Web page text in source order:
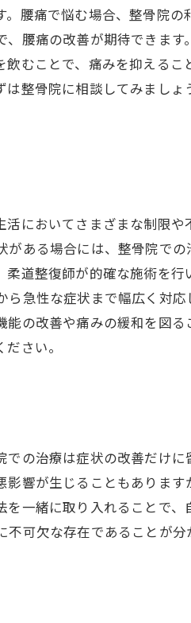
腰痛で悩む場合、整骨院
腰痛の改善が期待できま
むことで、痛みを抑える
は整骨院に相談してみまし
においてさまざまな制限
がある場合には、整骨院で
道整復師が的確な施術を
ら急性な症状まで幅広く対
の改善や痛みの緩和を図
さい。
の治療は症状の改善だけ
響が生じることもありま
一緒に取り入れることで
可欠な存在であることが分